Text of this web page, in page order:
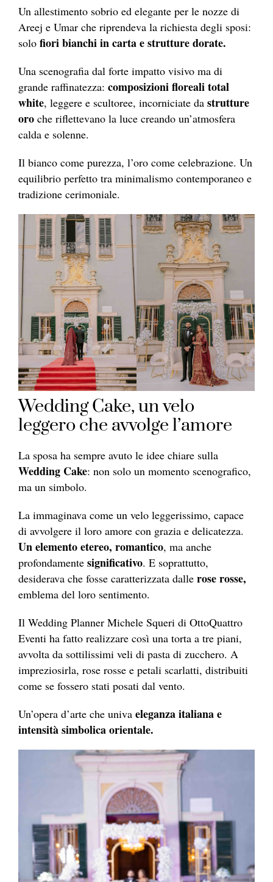
Un allestimento sobrio ed elegante per le nozze di
Areej e Umar che riprendeva la richiesta degli sposi:
solo fiori bianchi in carta e strutture dorate.
Una scenografia dal forte impatto visivo ma di
grande raffinatezza: composizioni floreali total
white, leggere e scultoree, incorniciate da strutture
oro che riflettevano la luce creando un’atmosfera
calda e solenne.
Il bianco come purezza, l’oro come celebrazione. Un
equilibrio perfetto tra minimalismo contemporaneo e
tradizione cerimoniale.
Wedding Cake, un velo
leggero che avvolge l’amore
La sposa ha sempre avuto le idee chiare sulla
Wedding Cake: non solo un momento scenografico,
ma un simbolo.
La immaginava come un velo leggerissimo, capace
di avvolgere il loro amore con grazia e delicatezza.
Un elemento etereo, romantico, ma anche
profondamente significativo. E soprattutto,
desiderava che fosse caratterizzata dalle rose rosse,
emblema del loro sentimento.
Il Wedding Planner Michele Squeri di OttoQuattro
Eventi ha fatto realizzare così una torta a tre piani,
avvolta da sottilissimi veli di pasta di zucchero. A
impreziosirla, rose rosse e petali scarlatti, distribuiti
come se fossero stati posati dal vento.
Un’opera d’arte che univa eleganza italiana e
intensità simbolica orientale.